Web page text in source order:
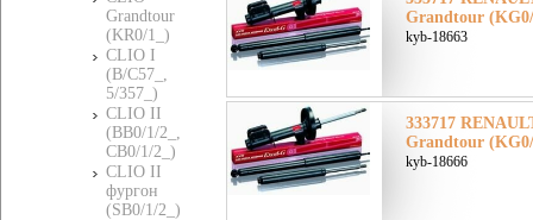
Grandtour
(KR0/1_)
CLIO I
(B/C57_,
5/357_)
CLIO II
(BB0/1/2_,
CB0/1/2_)
CLIO II
фургон
(SB0/1/2_)
Grandtour
kyb-18663
333717
Grandtour
kyb-18666